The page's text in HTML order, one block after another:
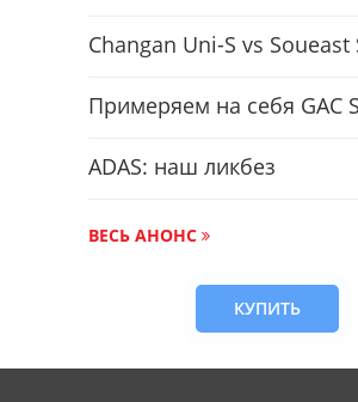
Changan Uni-S vs Soueast
Примеряем на себя GAC
ADAS: наш ликбез
ВЕСЬ АНОНС
КУПИТЬ